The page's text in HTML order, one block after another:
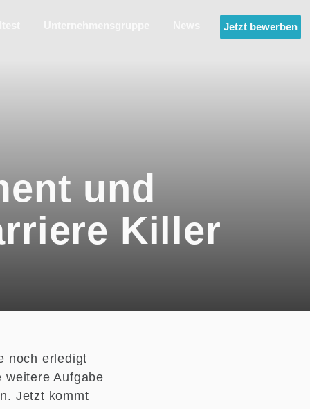
Jetzt bewerben
und
Killer
noch erledigt
weitere Aufgabe
Jetzt kommt